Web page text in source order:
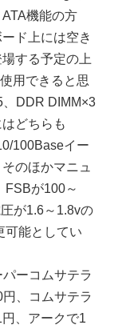
機能の方
ド上には空き
する予定の上
用できると思
DDR DIMM×3
どちらも
100Baseイー
のほかマニュ
FSBが100～
が1.6～1.8vの
可能としてい
ーコムサテラ
、コムサテラ
、アークで1